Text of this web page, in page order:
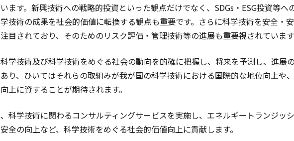
ます。新興技術への戦略的投資といった観点だけでなく、SDGs・ESG投資等へ
技術の成果を社会的価値に転換する観点も重要です。さらに科学技術を安全・
目されており、そのためのリスク評価・管理技術等の進展も重要視されています
学技術及び科学技術をめぐる社会の動向を的確に把握し、将来を予測し、進展
り、ひいてはそれらの取組みが我が国の科学技術における国際的な地位向上や
上に資することが期待されます。
科学技術に関わるコンサルティングサービスを実施し、エネルギートランジッ
全の向上など、科学技術をめぐる社会的価値向上に貢献します。